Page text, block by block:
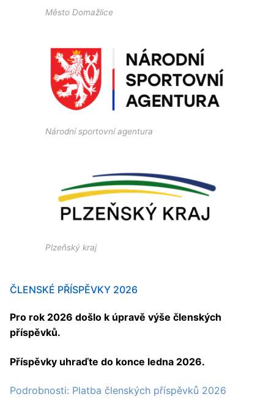
Město Domažlice
Národní sportovní agentura
Plzeňský kraj
ČLENSKÉ PŘÍSPĚVKY 2026
Pro rok 2026 došlo k úpravě výše členských
příspěvků.
Příspěvky uhraďte do konce ledna 2026.
Podrobnosti: Platba členských příspěvků 2026